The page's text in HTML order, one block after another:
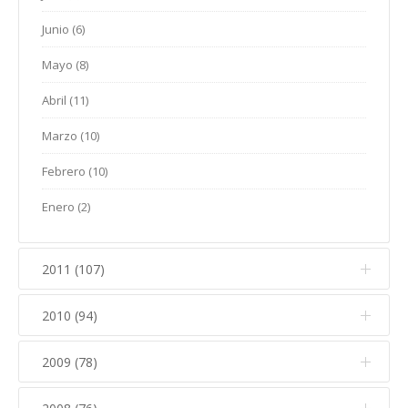
Febrero (25)
Enero (13)
Junio (6)
Mayo (8)
Abril (11)
Marzo (10)
Febrero (10)
Enero (2)
2011 (107)
Diciembre (14)
Noviembre (18)
Octubre (10)
2010 (94)
Diciembre (13)
Noviembre (10)
2009 (78)